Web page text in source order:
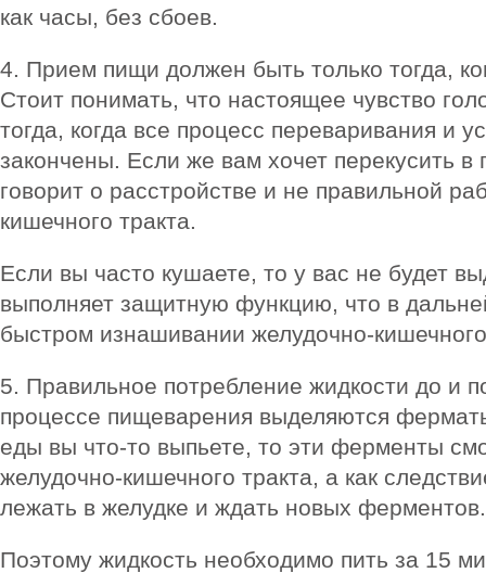
как часы, без сбоев.
4. Прием пищи должен быть только тогда,
Стоит понимать, что настоящее чувство
тогда, когда все процесс переваривания и
закончены. Если же вам хочет перекусить в
говорит о расстройстве и не правильной
кишечного тракта.
Если вы часто кушаете, то у вас не будет
выполняет защитную функцию, что в
быстром изнашивании желудочно-
5. Правильное потребление жидкости до и
процессе пищеварения выделяются
еды вы что-то выпьете, то эти ферменты
желудочно-кишечного тракта, а как
лежать в желудке и ждать новых ферментов.
Поэтому жидкость необходимо пить за 15